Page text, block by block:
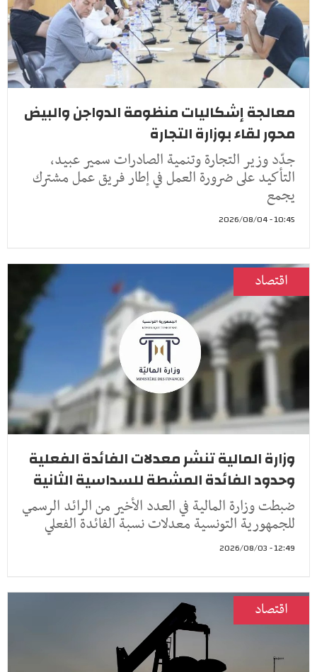
معالجة إشكاليات منظومة الدواجن والبيض
محور لقاء بوزارة التجارة
جدّد وزير التجارة وتنمية الصادرات سمير عبيد،
التأكيد على ضرورة العمل في إطار فريق عمل مشترك
يجمع
10:45 - 2026/08/04
اقتصاد
وزارة المالية تنشر معدلات الفائدة الفعلية
وحدود الفائدة المشطة للسداسية الثانية
ضبطت وزارة المالية في العدد الأخير من الرائد الرسمي
للجمهورية التونسية معدلات نسبة الفائدة الفعلي
12:49 - 2026/08/03
اقتصاد